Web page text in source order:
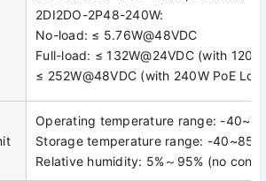
2DI2DO-2P48-240W:
No-load: ≤ 5.76W@48VDC
Full-load: ≤ 132W@24VDC (with
≤ 252W@48VDC (with 240W PoE
Operating temperature range: -
Storage temperature range: -
Relative humidity: 5%～95% (no